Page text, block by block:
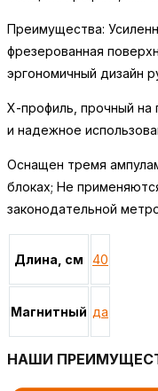
Преимущества:
фрезерованная
эргономичный дизайн
Х-профиль, прочный на
и надежное
Оснащен тремя
блоках; Не
законодательной
Длина, см 40
Магнитный да
НАШИ